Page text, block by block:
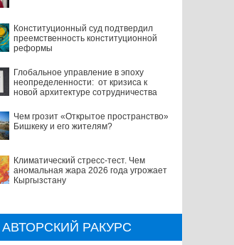
Конституционный суд подтвердил
преемственность конституционной
реформы
Глобальное управление в эпоху
неопределенности: от кризиса к
новой архитектуре сотрудничества
Чем грозит «Открытое пространство»
Бишкеку и его жителям?
Климатический стресс-тест. Чем
аномальная жара 2026 года угрожает
Кыргызстану
АВТОРСКИЙ РАКУРС